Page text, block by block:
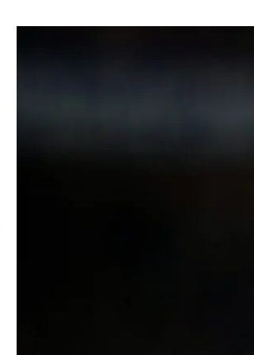
ליגה סינית